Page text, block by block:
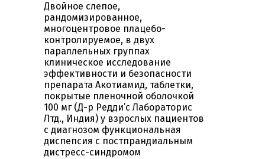
Двойное слепое,
рандомизированное,
многоцентровое плацебо-
контролируемое, в двух
параллельных группах
клиническое исследование
эффективности и безопасности
препарата Акотиамид, таблетки,
покрытые пленочной оболочкой
100 мг (Д-р Редди’с Лабораторис
Лтд., Индия) у взрослых пациентов
с диагнозом функциональная
диспепсия с постпрандиальным
дистресс-синдромом